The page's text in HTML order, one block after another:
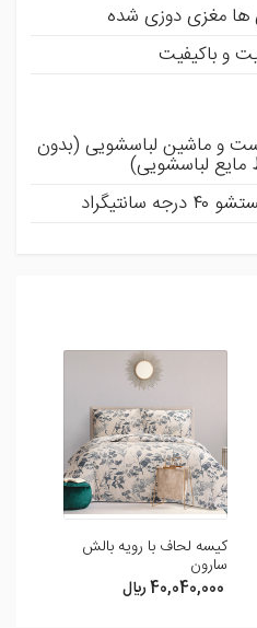
ها مغزی دوزی شده
و باکیفیت
و ماشین لباسشویی (بدون
مایع لباسشویی)
خود ما را در بهبود محصولات
کیسه لحاف با رویه بالش
سارون
40,040,000 ريال